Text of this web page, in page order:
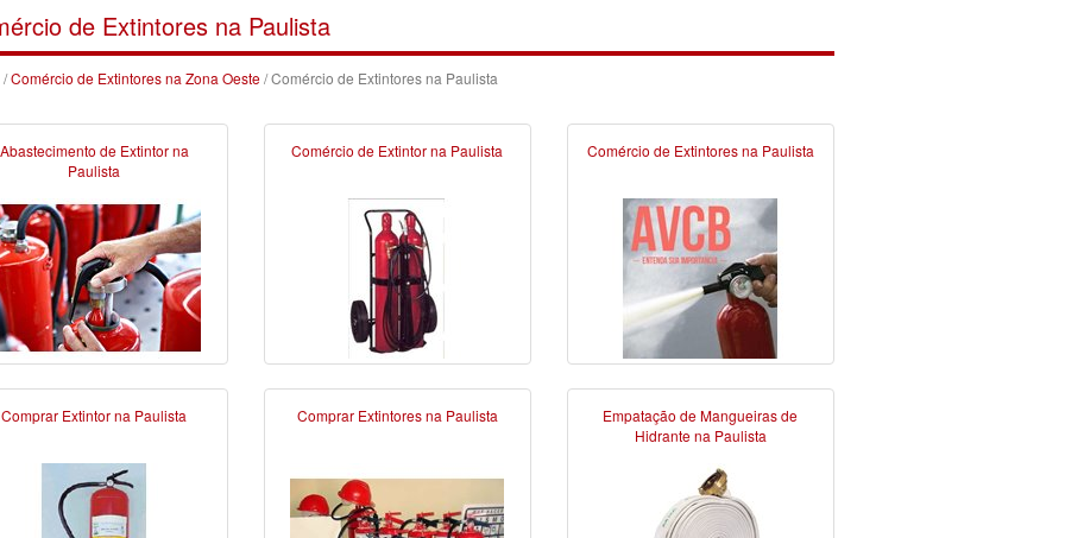
de Extintores na Paulista
/Comércio de Extintores na Zona Oeste/ Comércio de Extintores na Paulista
Abastecimento de Extintor na
Paulista
Comércio de Extintor na Paulista Comércio de Extintores na Paulista
Comprar Extintor na Paulista Comprar Extintores na Paulista
Empatação de Mangueiras de
Hidrante na Paulista